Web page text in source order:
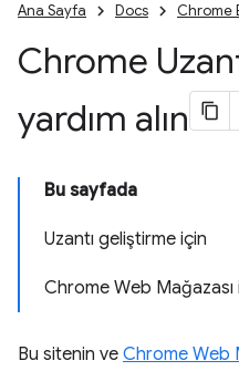
Ana Sayfa Docs Chrome
Chrome
yardım alın
Bu sayfada
Uzantı geliştirme için
Chrome Web Mağazası
Bu sitenin ve Chrome Web